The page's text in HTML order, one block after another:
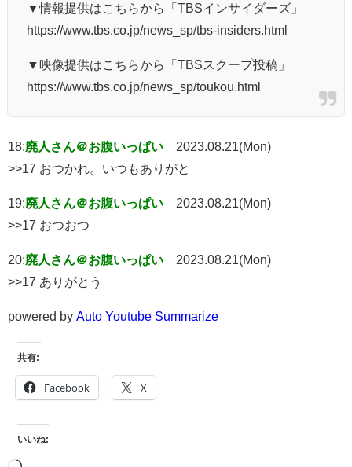
▼情報提供はこちらから「TBSインサイダーズ」
https://www.tbs.co.jp/news_sp/tbs-insiders.html
▼映像提供はこちらから「TBSスクープ投稿」
https://www.tbs.co.jp/news_sp/toukou.html
18:廃人さん＠お腹いっぱい
2023.08.21(Mon)
>>17 おつかれ。いつもありがと
19:廃人さん＠お腹いっぱい
2023.08.21(Mon)
>>17 おつおつ
20:廃人さん＠お腹いっぱい
2023.08.21(Mon)
>>17 ありがとう
powered by Auto Youtube Summarize
共有:
Facebook X
いいね: